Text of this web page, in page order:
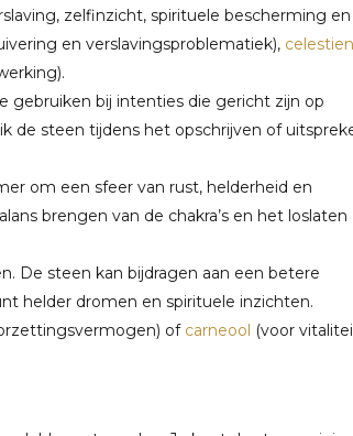
zelfinzicht, spirituele bescherming en
en verslavingsproblematiek), celestien
gebruiken bij intenties die gericht zijn op
de steen tijdens het opschrijven of
om een sfeer van rust, helderheid en
brengen van de chakra’s en het loslaten
De steen kan bijdragen aan een betere
helder dromen en spirituele inzichten.
of carneool (voor